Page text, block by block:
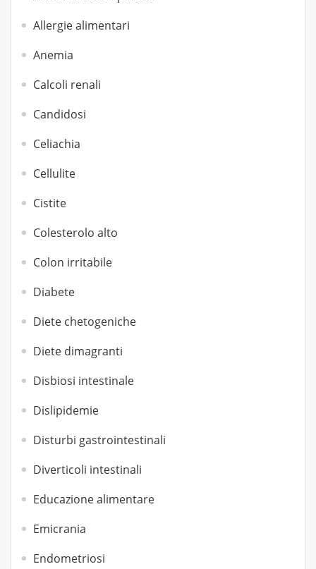
Allergie alimentari
Anemia
Calcoli renali
Candidosi
Celiachia
Cellulite
Cistite
Colesterolo alto
Colon irritabile
Diabete
Diete chetogeniche
Diete dimagranti
Disbiosi intestinale
Dislipidemie
Disturbi gastrointestinali
Diverticoli intestinali
Educazione alimentare
Emicrania
Endometriosi